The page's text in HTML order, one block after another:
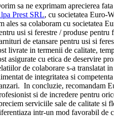
sa ne exprimam aprecierea
Prest SRL, cu societatea Euro-
ales sa colaboram cu societatea
usi si ferestre / produse
de etansare pentru usi si
livrate in termenii de calitate,
asigurate cu etica de deservire
de colaborare s-a translatat
de integritatea si
In concluzie, recomandam
si de incredere pentru
serviciile sale de calitate si
intr-un mod favorabil de